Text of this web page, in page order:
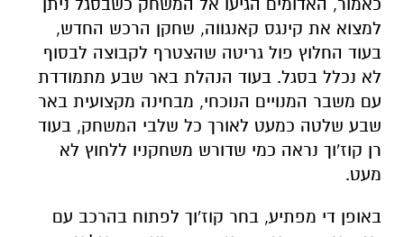
עם משבר המנויים הנוכחי, מבחינה מקצועית באר
שבע שלטה כמעט לאורך כל שלבי המשחק, בעוד
רן קוז'וך נראה כמי שדורש משחקניו ללחוץ לא
מעט.
באופן די מפתיע, בחר קוז'וך לפתוח בהרכב עם
זאהי אחמד, כאשר בעמדת השוער ניב אליאסי
קיבל את אפודת השוער במקומו של אופיר
בונה מאד לקראת העונה. כר הדשא בבולגריה